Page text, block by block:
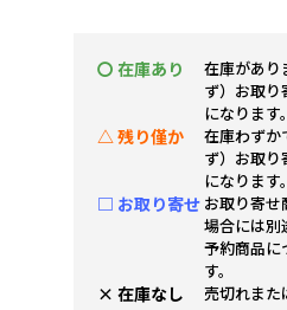
〇 在庫あり
在庫があり
ず）お取
になります。
△ 残り僅か
在庫わずか
ず）お取
になります。
□ お取り寄せ お取り寄せ
場合には別
予約商品に
す。
× 在庫なし 売切れまた